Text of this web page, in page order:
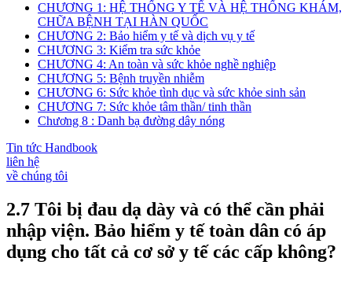
CHƯƠNG 1: HỆ THỐNG Y TẾ VÀ HỆ THỐNG KHÁM,
CHỮA BỆNH TẠI HÀN QUỐC
CHƯƠNG 2: Bảo hiểm y tế và dịch vụ y tế
CHƯƠNG 3: Kiểm tra sức khỏe
CHƯƠNG 4: An toàn và sức khỏe nghề nghiệp
CHƯƠNG 5: Bệnh truyền nhiễm
CHƯƠNG 6: Sức khỏe tình dục và sức khỏe sinh sản
CHƯƠNG 7: Sức khỏe tâm thần/ tinh thần
Chương 8 : Danh bạ đường dây nóng
Tin tức Handbook
liên hệ
về chúng tôi
2.7 Tôi bị đau dạ dày và có thể cần phải
nhập viện. Bảo hiểm y tế toàn dân có áp
dụng cho tất cả cơ sở y tế các cấp không?